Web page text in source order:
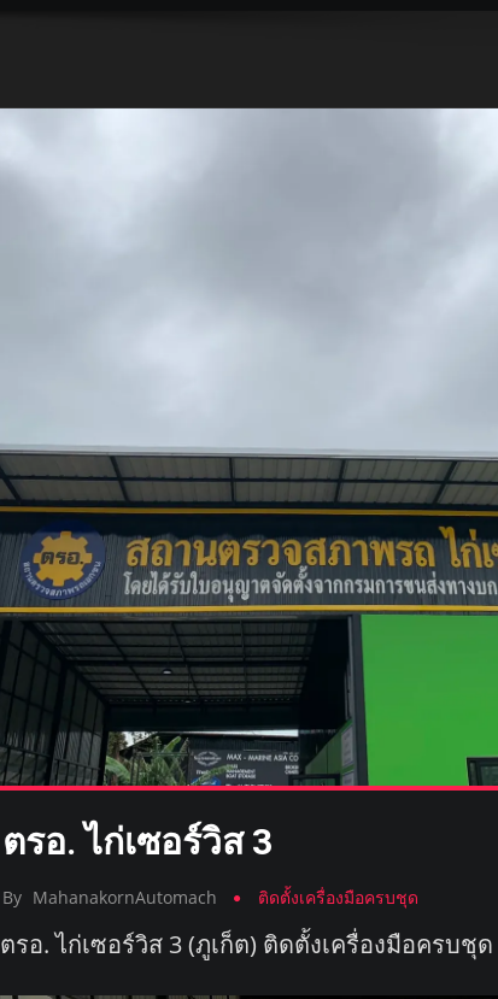
ตรอ. ไก่เซอร์วิส 3
By MahanakornAutomach ติดตั้งเครื่องมือครบชุด
ตรอ. ไก่เซอร์วิส 3 (ภูเก็ต) ติดตั้งเครื่องมือครบชุด